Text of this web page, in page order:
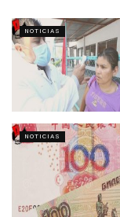
NOTICIAS
NOTICIAS